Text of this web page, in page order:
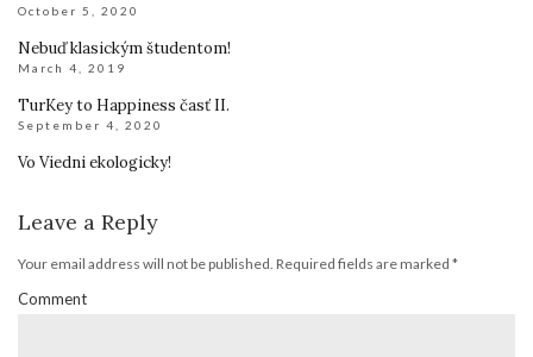
October 5, 2020
Nebuď klasickým študentom!
March 4, 2019
TurKey to Happiness časť II.
September 4, 2020
Vo Viedni ekologicky!
Leave a Reply
Your email address will not be published. Required fields are marked *
Comment